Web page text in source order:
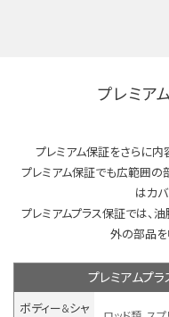
プレミア
プレミアム保証をさらに内
プレミアム保証でも広範囲の
はカ
プレミアムプラス保証では、
外の部品を
プレミアムプ
ボディー&シャ